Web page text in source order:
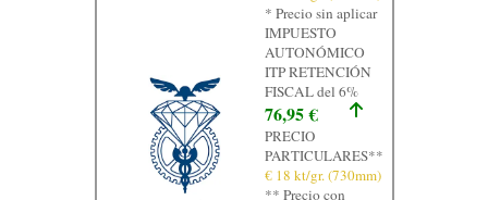
* Precio sin aplicar
IMPUESTO
AUTONÓMICO
ITP RETENCIÓN
FISCAL del 6%
76,95 €
PRECIO
PARTICULARES**
€ 18 kt/gr. (730mm)
** Precio con